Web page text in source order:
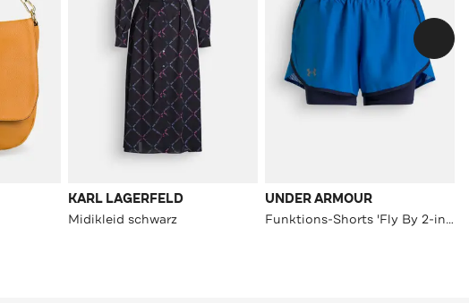
KARL LAGERFELD
Midikleid schwarz
UNDER ARMOUR
Funktions-Shorts 'Fly By 2-in-1' blau